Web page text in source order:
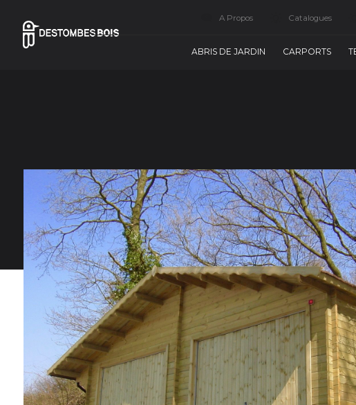
ABRIS DE JARDIN CARPORTS
A Propos Catalogues